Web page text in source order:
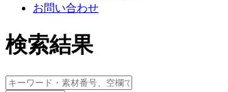
お問い合わせ
検索結果